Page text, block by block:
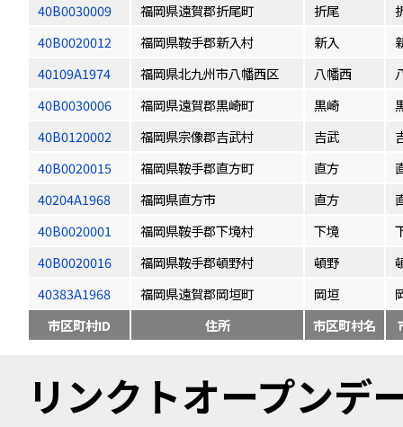
40B0030009
福岡県遠賀郡折尾町 折尾
40B0020012
福岡県鞍手郡新入村 新入
40109A1974
福岡県北九州市八幡西区 八幡西
40B0030006
福岡県遠賀郡黒崎町 黒崎
40B0120002
福岡県宗像郡吉武村 吉武
40B0020015
福岡県鞍手郡直方町 直方
40204A1968
福岡県直方市 直方
40B0020001
福岡県鞍手郡下境村 下境
40B0020016
福岡県鞍手郡頓野村 頓野
40383A1968
福岡県遠賀郡岡垣町 岡垣
市区町村ID
住所 市区町村名
リンクトオープン